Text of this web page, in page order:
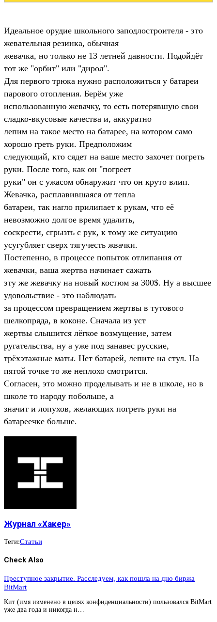
Идеальное орудие школьного заподлостроителя - это
жевательная резинка, обычная
жевачка, но только не 13 летней давности. Подойдёт
тот же "орбит" или "дирол".
Для первого трюка нужно расположиться у батареи
парового отопления. Берём уже
использованную жевачку, то есть потерявшую свои
сладко-вкусовые качества и, аккуратно
лепим на такое место на батарее, на котором само
хорошо греть руки. Предположим
следующий, кто сядет на ваше место захочет погреть
руки. После того, как он "погреет
руки" он с ужасом обнаружит что он круто влип.
Жевачка, расплавившаяся от тепла
батареи, так нагло прилипает к рукам, что её
невозможно долгое время удалить,
соскрести, сгрызть с рук, к тому же ситуацию
усугубляет сверх тягучесть жвачки.
Постепенно, в процессе попыток отлипания от
жевачки, ваша жертва начинает сажать
эту же жевачку на новый костюм за 300$. Ну а высшее
удовольствие - это наблюдать
за процессом превращением жертвы в тутового
шелкопряда, в коконе. Сначала из уст
жертвы слышится лёгкое возмущение, затем
ругательства, ну а уже под занавес русские,
трёхэтажные маты. Нет батарей, лепите на стул. На
пятой точке то же неплохо смотрится.
Согласен, это можно проделывать и не в школе, но в
школе то народу побольше, а
значит и лопухов, желающих погреть руки на
батареечке больше.
Журнал «Хакер»
Теги:Статьи
Check Also
Преступное закрытие. Расследуем, как пошла на дно биржа
BitMart
Кит (имя изменено в целях конфиденциальности) пользовался BitMart
уже два года и никогда н…